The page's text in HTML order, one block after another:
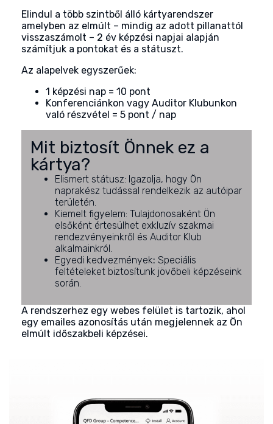
Elindul a több szintből álló kártyarendszer
amelyben az elmúlt – mindig az adott pillanattól
visszaszámolt – 2 év képzési napjai alapján
számítjuk a pontokat és a státuszt.
Az alapelvek egyszerűek:
1 képzési nap = 10 pont
Konferenciánkon vagy Auditor Klubunkon
való részvétel = 5 pont / nap
Mit biztosít Önnek ez a
kártya?
Elismert státusz: Igazolja, hogy Ön
naprakész tudással rendelkezik az autóipar
területén.
Kiemelt figyelem: Tulajdonosaként Ön
elsőként értesülhet exkluzív szakmai
rendezvényeinkről és Auditor Klub
alkalmainkról.
Egyedi kedvezmények: Speciális
feltételeket biztosítunk jövőbeli képzéseink
során.
A rendszerhez egy webes felület is tartozik, ahol
egy emailes azonosítás után megjelennek az Ön
elmúlt időszakbeli képzései.